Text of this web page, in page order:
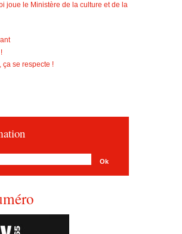
joue le Ministère de la culture et de la
ça se respecte !